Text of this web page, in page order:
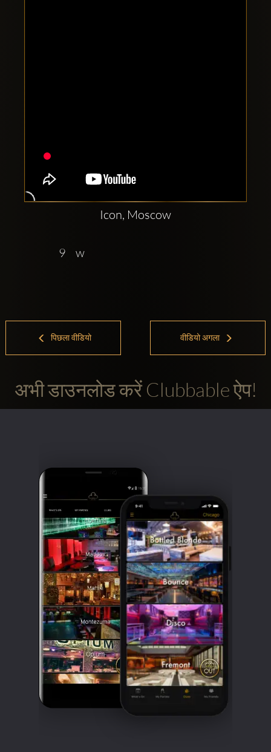
Icon, Moscow
9    w
पिछला वीडियो वीडियो अगला
अभी डाउनलोड करें Clubbable ऐप!